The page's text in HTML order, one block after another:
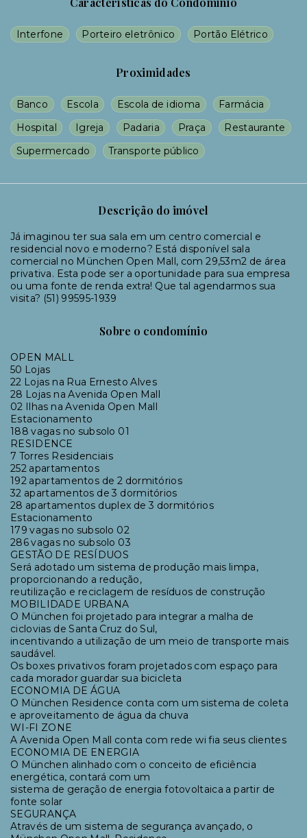
Interfone Porteiro eletrônico Portão Elétrico
Proximidades
Banco Escola Escola de idioma
Farmácia
Hospital
Igreja Padaria Praça
Restaurante
Supermercado
Transporte público
Descrição do imóvel
Já imaginou ter sua sala em um centro comercial e
residencial novo e moderno? Está disponível sala
comercial no München Open Mall, com 29,53m2 de área
privativa. Esta pode ser a oportunidade para sua empresa
ou uma fonte de renda extra! Que tal agendarmos sua
visita? (51) 99595-1939
Sobre o condomínio
OPEN MALL
50 Lojas
22 Lojas na Rua Ernesto Alves
28 Lojas na Avenida Open Mall
02 Ilhas na Avenida Open Mall
Estacionamento
188 vagas no subsolo 01
RESIDENCE
7 Torres Residenciais
252 apartamentos
192 apartamentos de 2 dormitórios
32 apartamentos de 3 dormitórios
28 apartamentos duplex de 3 dormitórios
Estacionamento
179 vagas no subsolo 02
286 vagas no subsolo 03
GESTÃO DE RESÍDUOS
Será adotado um sistema de produção mais limpa,
proporcionando a redução,
reutilização e reciclagem de resíduos de construção
MOBILIDADE URBANA
O München foi projetado para integrar a malha de
ciclovias de Santa Cruz do Sul,
incentivando a utilização de um meio de transporte mais
saudável.
Os boxes privativos foram projetados com espaço para
cada morador guardar sua bicicleta
ECONOMIA DE ÁGUA
O München Residence conta com um sistema de coleta
e aproveitamento de água da chuva
WI-FI ZONE
A Avenida Open Mall conta com rede wi fia seus clientes
ECONOMIA DE ENERGIA
O München alinhado com o conceito de eficiência
energética, contará com um
sistema de geração de energia fotovoltaica a partir de
fonte solar
SEGURANÇA
Através de um sistema de segurança avançado, o